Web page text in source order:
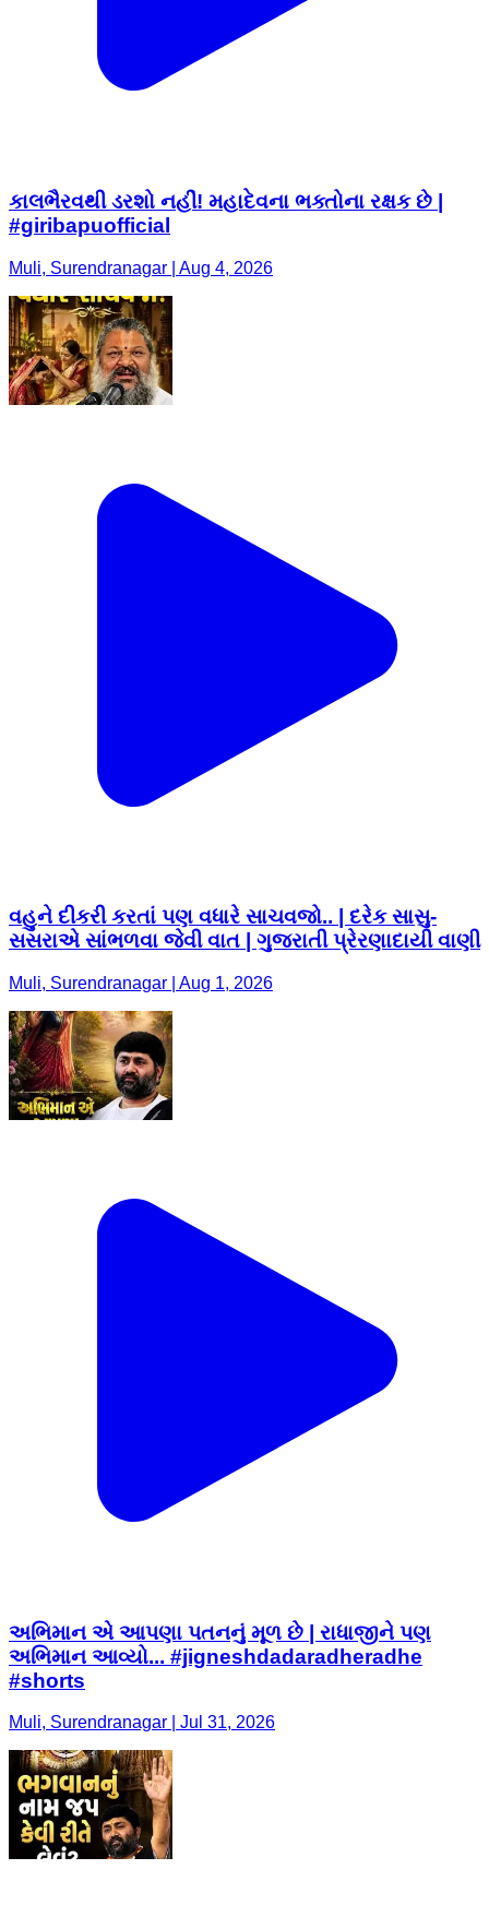
કાલભૈરવથી ડરશો નહીં! મહાદેવના ભક્તોના રક્ષક છે |
#giribapuofficial
Muli, Surendranagar | Aug 4, 2026
વહુને દીકરી કરતાં પણ વધારે સાચવજો.. | દરેક સાસુ-
સસરાએ સાંભળવા જેવી વાત | ગુજરાતી પ્રેરણાદાયી વાણી
Muli, Surendranagar | Aug 1, 2026
અભિમાન એ આપણા પતનનું મૂળ છે | રાધાજીને પણ
અભિમાન આવ્યો... #jigneshdadaradheradhe
#shorts
Muli, Surendranagar | Jul 31, 2026